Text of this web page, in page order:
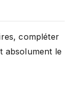
compléter
absolument le